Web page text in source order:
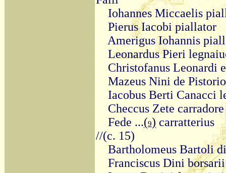
Iohannes Miccaelis
Pierus Iacobi piallator
Amerigus Iohannis
Leonardus Pieri
Christofanus Leonardi
Mazeus Nini de Pistorio
Iacobus Berti Canacci
Checcus Zete carradore
Fede ...(9) carratterius
//(c. 15)
Bartholomeus Bartoli
Franciscus Dini